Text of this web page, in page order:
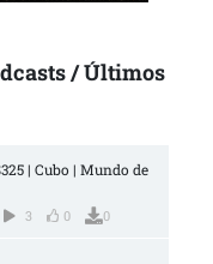
/ Últimos
| Cubo | Mundo de
3 0 0